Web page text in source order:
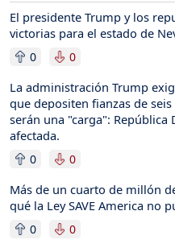
El presidente Trump y los
victorias para el estado de
0 0
La administración Trump
que depositen fianzas de
serán una "carga":
afectada.
0 0
Más de un cuarto de millón
qué la Ley SAVE America no
0 0